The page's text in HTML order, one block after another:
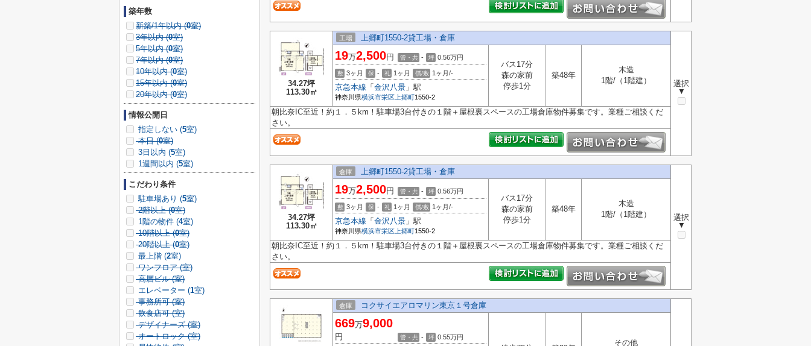
34.27坪
113.30㎡
工場 上郷町1550-2貸工場・倉庫
選択
▼
19万2,500円 管・共 - 坪 0.56万円
敷 3ヶ月 保 - 礼 1ヶ月 償/敷 1ヶ月/-
京急本線 「 金沢八景 」駅
神奈川県横浜市栄区 上郷町1550-2
バス17分
森の家前
停歩1分
築48年
木造
1階/（1階建）
朝比奈IC至近！約１．５km！駐車場3台付きの１階＋屋根裏スペースの工場倉庫物件募集です。業種ご相談くだ
さい。
34.27坪
113.30㎡
倉庫 上郷町1550-2貸工場・倉庫
選択
▼
19万2,500円 管・共 - 坪 0.56万円
敷 3ヶ月 保 - 礼 1ヶ月 償/敷 1ヶ月/-
京急本線 「 金沢八景 」駅
神奈川県横浜市栄区 上郷町1550-2
バス17分
森の家前
停歩1分
築48年
木造
1階/（1階建）
朝比奈IC至近！約１．５km！駐車場3台付きの１階＋屋根裏スペースの工場倉庫物件募集です。業種ご相談くだ
さい。
倉庫 コクサイエアロマリン東京１号倉庫
669万9,000
円 管・共 - 坪 0.55万円
その他
築年数
新築/1年以内 (0室)
3年以内 (0室)
5年以内 (0室)
7年以内 (0室)
10年以内 (0室)
15年以内 (0室)
20年以内 (0室)
情報公開日
指定しない (5室)
本日 (0室)
3日以内 (5室)
1週間以内 (5室)
こだわり条件
駐車場あり (5室)
2階以上 (0室)
1階の物件 (4室)
10階以上 (0室)
20階以上 (0室)
最上階 (2室)
ワンフロア (室)
高層ビル (室)
エレベーター (1室)
事務所可 (室)
飲食店可 (室)
デザイナーズ (室)
オートロック (室)